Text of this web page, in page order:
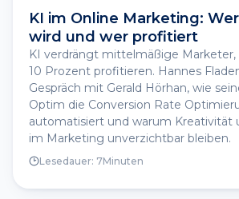
KI im Online Marketing:
wird und wer profitiert
KI verdrängt mittelmäßige Marketer,
10 Prozent profitieren. Hannes
Gespräch mit Gerald Hörhan, wie
Optim die Conversion Rate
automatisiert und warum Kreativität
im Marketing unverzichtbar bleiben.
Lesedauer: 7Minuten